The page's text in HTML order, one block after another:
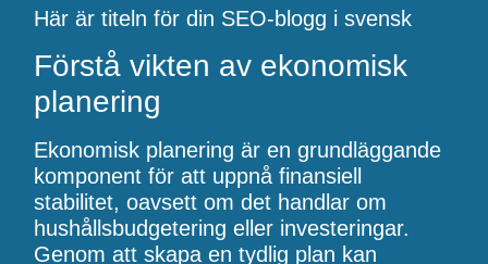
Här är titeln för din SEO-blogg i svensk
Förstå vikten av ekonomisk
planering
Ekonomisk planering är en grundläggande
komponent för att uppnå finansiell
stabilitet, oavsett om det handlar om
hushållsbudgetering eller investeringar.
Genom att skapa en tydlig plan kan